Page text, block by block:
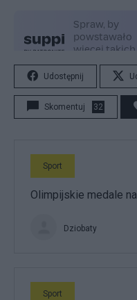
Udostępnij
Skomentuj 32
Sport
Olimpijskie medale
Dziobaty
Sport